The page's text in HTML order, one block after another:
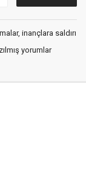
inançlara saldırı
yorumlar